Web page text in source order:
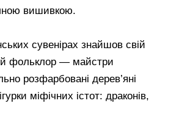
вишивкою.
сувенірах знайшов свій
фольклор — майстри
розфарбовані дерев’яні
міфічних істот: драконів,